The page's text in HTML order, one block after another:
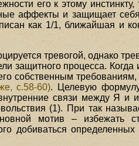
его к этому
аффекты и защищает
как 1/1, ближайшая и
тревогой, однако
защитного процесса.
собственным
с.58-60). Целевую
связи между Я и
(1). При так
мотив – избежать
добиваться